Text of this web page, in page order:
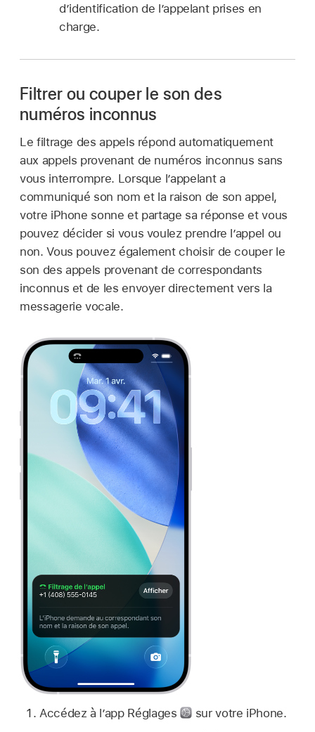
d’identification de l’appelant prises en
charge.
Filtrer ou couper le son des
numéros inconnus
Le filtrage des appels répond automatiquement
aux appels provenant de numéros inconnus sans
vous interrompre. Lorsque l’appelant a
communiqué son nom et la raison de son appel,
votre iPhone sonne et partage sa réponse et vous
pouvez décider si vous voulez prendre l’appel ou
non. Vous pouvez également choisir de couper le
son des appels provenant de correspondants
inconnus et de les envoyer directement vers la
messagerie vocale.
Accédez à l’app Réglages
sur votre iPhone.